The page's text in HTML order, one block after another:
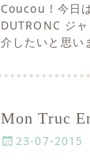
s
t
e
o
Coucou ! 今日
DUTRONC ジ
介したいと思い
Mon Truc
P 23-07-2015